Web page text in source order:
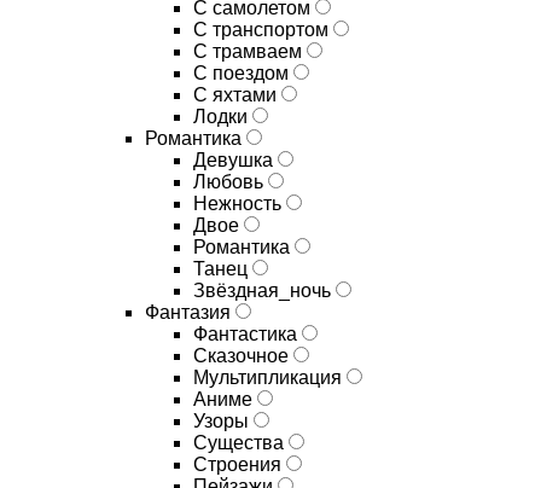
С самолетом
С транспортом
С трамваем
С поездом
С яхтами
Лодки
Романтика
Девушка
Любовь
Нежность
Двое
Романтика
Танец
Звёздная_ночь
Фантазия
Фантастика
Сказочное
Мультипликация
Аниме
Узоры
Существа
Строения